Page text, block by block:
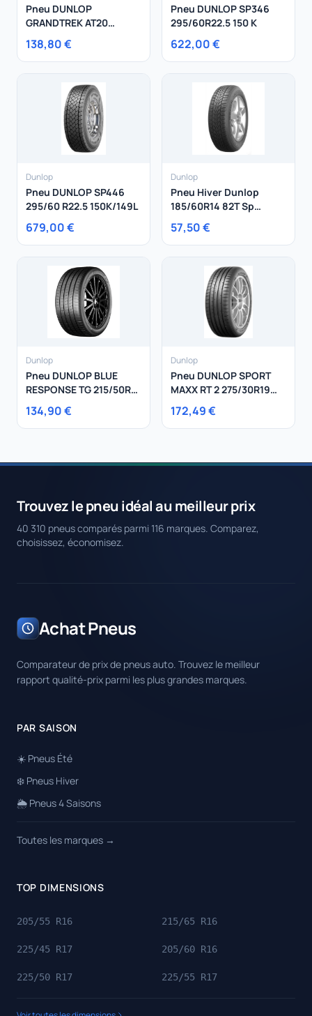
Pneu DUNLOP
GRANDTREK AT20
265/70R16 112S
138,80 €
Pneu DUNLOP SP346
295/60R22.5 150 K
622,00 €
Dunlop
Pneu DUNLOP SP446
295/60 R22.5 150K/149L
679,00 €
Dunlop
Pneu Hiver Dunlop
185/60R14 82T Sp
Winter Response 2
57,50 €
Dunlop
Pneu DUNLOP BLUE
RESPONSE TG 215/50R18
96V
134,90 €
Dunlop
Pneu DUNLOP SPORT
MAXX RT 2 275/30R19
96Y
172,49 €
Trouvez le pneu idéal au meilleur prix
40 310 pneus comparés parmi 116 marques. Comparez,
choisissez, économisez.
Achat Pneus
Comparateur de prix de pneus auto. Trouvez le meilleur
rapport qualité-prix parmi les plus grandes marques.
PAR SAISON
☀️ Pneus Été
❄️ Pneus Hiver
🌦️ Pneus 4 Saisons
Toutes les marques →
TOP DIMENSIONS
205/55 R16 215/65 R16
225/45 R17 205/60 R16
225/50 R17 225/55 R17